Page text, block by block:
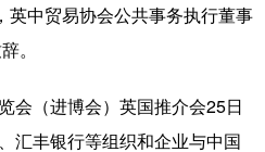
亚太网 上市公司
中贸易协会公共事务执行董事
。
（进博会）英国推介会25日
汇丰银行等组织和企业与中国